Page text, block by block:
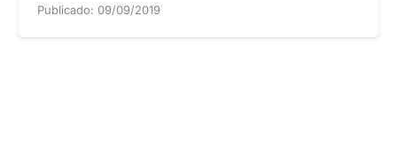
Publicado: 09/09/2019